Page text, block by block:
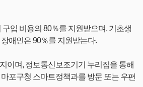
입 비용의 80％를 지원받으며, 기초생
애인은 90％를 지원받는다.
이며, 정보통신보조기기 누리집을 통해
포구청 스마트정책과를 방문 또는 우편